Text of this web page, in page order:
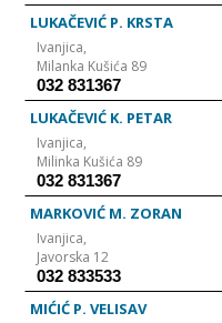
LUKAČEVIĆ P. KRSTA
Ivanjica,
Milanka Kušića 89
032 831367
LUKAČEVIĆ K. PETAR
Ivanjica,
Milinka Kušića 89
032 831367
MARKOVIĆ M. ZORAN
Ivanjica,
Javorska 12
032 833533
MIĆIĆ P. VELISAV